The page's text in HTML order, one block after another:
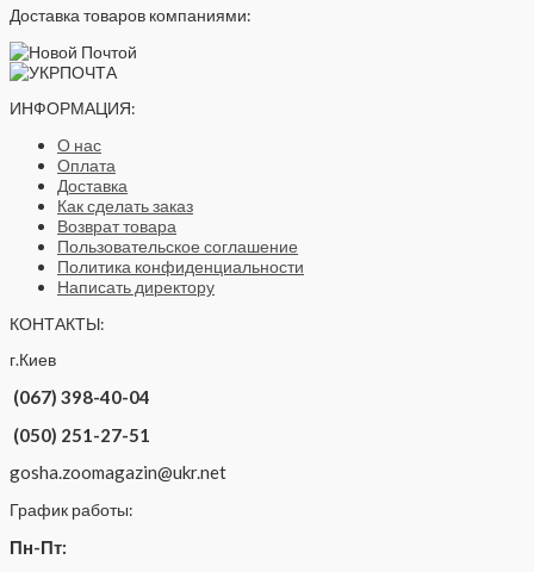
Доставка товаров компаниями:
ИНФОРМАЦИЯ:
О нас
Оплата
Доставка
Как сделать заказ
Возврат товара
Пользовательское соглашение
Политика конфиденциальности
Написать директору
КОНТАКТЫ:
г.Киев
(067) 398-40-04
(050) 251-27-51
gosha.zoomagazin@ukr.net
График работы:
Пн-Пт: